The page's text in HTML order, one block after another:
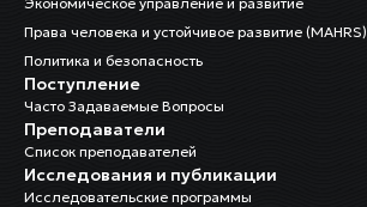
Права человека и устойчивое развитие (MAHRS)
Политика и безопасность
Поступление
Часто Задаваемые Вопросы
Преподаватели
Список преподавателей
Исследования и публикации
Исследовательские программы